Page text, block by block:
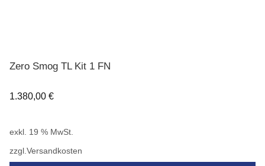
Zero Smog TL Kit 1 FN
1.380,00 €
exkl. 19 % MwSt.
zzgl.Versandkosten